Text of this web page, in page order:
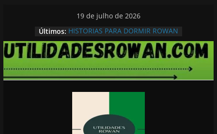
conteúdo
19 de julho de 2026
Últimos: HISTORIAS PARA DORMIR ROWAN